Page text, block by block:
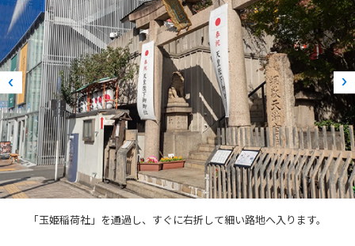
「玉姫稲荷社」を通過し、すぐに右折して細い路地へ入ります。